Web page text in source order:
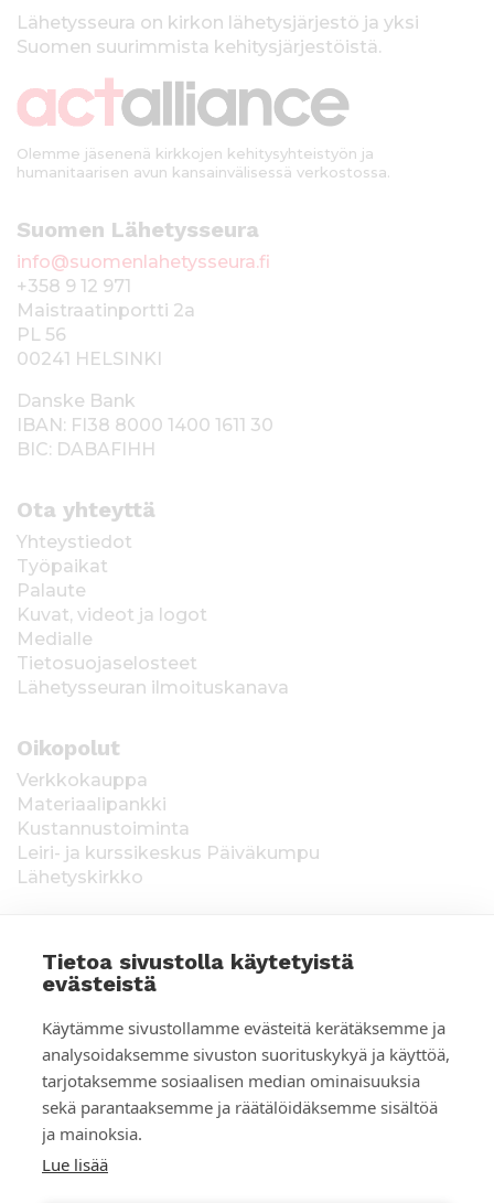
Tietoa sivustolla käytetyistä
evästeistä
Käytämme sivustollamme evästeitä kerätäksemme ja
analysoidaksemme sivuston suorituskykyä ja käyttöä,
tarjotaksemme sosiaalisen median ominaisuuksia
sekä parantaaksemme ja räätälöidäksemme sisältöä
ja mainoksia.
Lue lisää
kLähetysseura on kirkon lähetysjärjestö ja yksi
Suomen suurimmista kehitysjärjestöistä.
Olemme jäsenenä kirkkojen kehitysyhteistyön ja
humanitaarisen avun kansainvälisessä verkostossa.
Suomen Lähetysseura
info@suomenlahetysseura.fi
+358 9 12 971
Maistraatinportti 2a
PL 56
00241 HELSINKI
Danske Bank
IBAN: FI38 8000 1400 1611 30
BIC: DABAFIHH
Ota yhteyttä
Yhteystiedot
Työpaikat
Palaute
Kuvat, videot ja logot
Medialle
Tietosuojaselosteet
Lähetysseuran ilmoituskanava
Oikopolut
Verkkokauppa
Materiaalipankki
Kustannustoiminta
Leiri- ja kurssikeskus Päiväkumpu
Lähetyskirkko
voimassa toistaiseksi 1.1.2021 alkaen, myönnetty
1.12.2020, Poliisihallitus. Ahvenanmaa ÅLR
2025/5437, voimassa 1.1.–31.12.2026, myönnetty
28.8.2025 Ahvenanmaan maakuntahallitus. Kerätyt
varat käytetään Suomen Lähetysseuran
ulkomaantyöhön. Lahjoittajan tiedot tallennetaan
Suomen Lähetysseuran yhteystietorekisteriin. Lue